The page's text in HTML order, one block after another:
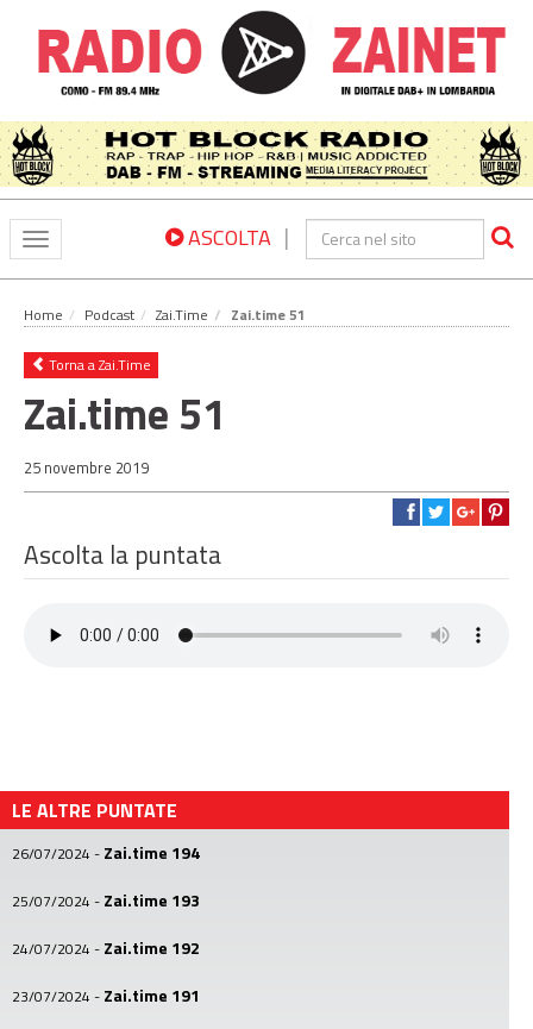
Toggle
navigation
ASCOLTA |
Home Podcast Zai.Time Zai.time 51
Torna a Zai.Time
Zai.time 51
25 novembre 2019
Ascolta la puntata
LE ALTRE PUNTATE
26/07/2024 - Zai.time 194
25/07/2024 - Zai.time 193
24/07/2024 - Zai.time 192
23/07/2024 - Zai.time 191